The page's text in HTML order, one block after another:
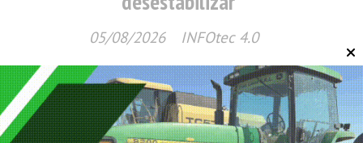
INFOtec 4.0
05/08/2026